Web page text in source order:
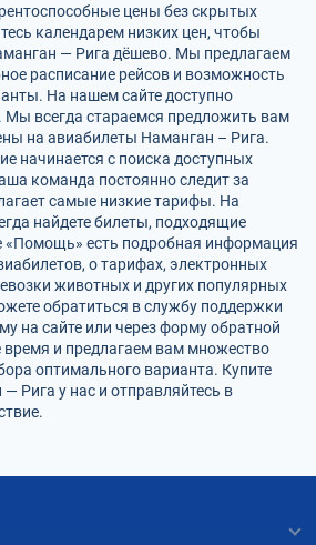
цены без скрытых
календарем низких цен, чтобы
— Рига дёшево. Мы предлагаем
расписание рейсов и возможность
На нашем сайте доступно
Мы всегда стараемся предложить вам
на авиабилеты Наманган – Рига.
начинается с поиска доступных
команда постоянно следит за
самые низкие тарифы. На
найдете билеты, подходящие
«Помощь» есть подробная информация
о тарифах, электронных
животных и других популярных
обратиться в службу поддержки
на сайте или через форму обратной
и предлагаем вам множество
оптимального варианта. Купите
Рига у нас и отправляйтесь в